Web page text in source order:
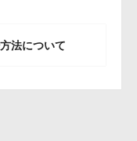
法について